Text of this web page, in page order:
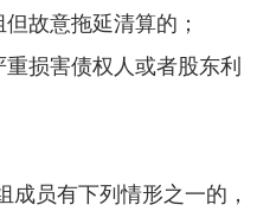
故意拖延清算的；
损害债权人或者股东利
员有下列情形之一的，